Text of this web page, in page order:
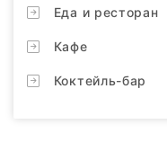
Еда и ресторан
Кафе
Коктейль-бар